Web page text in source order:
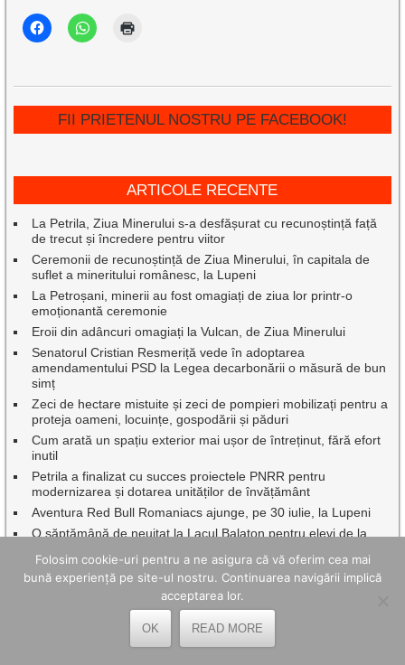
FII PRIETENUL NOSTRU PE FACEBOOK!
ARTICOLE RECENTE
La Petrila, Ziua Minerului s-a desfășurat cu recunoștință față
de trecut și încredere pentru viitor
Ceremonii de recunoștință de Ziua Minerului, în capitala de
suflet a mineritului românesc, la Lupeni
La Petroșani, minerii au fost omagiați de ziua lor printr-o
emoționantă ceremonie
Eroii din adâncuri omagiați la Vulcan, de Ziua Minerului
Senatorul Cristian Resmeriță vede în adoptarea
amendamentului PSD la Legea decarbonării o măsură de bun
simț
Zeci de hectare mistuite și zeci de pompieri mobilizați pentru a
proteja oameni, locuințe, gospodării și păduri
Cum arată un spațiu exterior mai ușor de întreținut, fără efort
inutil
Petrila a finalizat cu succes proiectele PNRR pentru
modernizarea și dotarea unităților de învățământ
Aventura Red Bull Romaniacs ajunge, pe 30 iulie, la Lupeni
O săptămână de neuitat la Lacul Balaton pentru elevi de la
Nedeia din Poiana Muierii și întoarcerea la rădăcinile timpului
Intervenție promptă a salvamontiștilor în Munții Retezat
Oameni speciali sărbătoriți de autorități la Gala de excelenţă
”Hunedoreni de succes”, ediția 2026
Caravana TIFF a transformat Mina Petrila în cinema în aer
Folosim cookie-uri pentru a ne asigura că vă oferim cea mai
bună experiență pe site-ul nostru. Continuarea navigării implică
acceptarea lor.
OK READ MORE